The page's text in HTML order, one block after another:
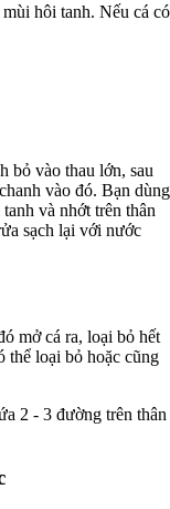
hôi tanh. Nếu cá có
bỏ vào thau lớn, sau
vào đó. Bạn dùng
và nhớt trên thân
sạch lại với nước
mở cá ra, loại bỏ hết
thể loại bỏ hoặc cũng
2 - 3 đường trên thân